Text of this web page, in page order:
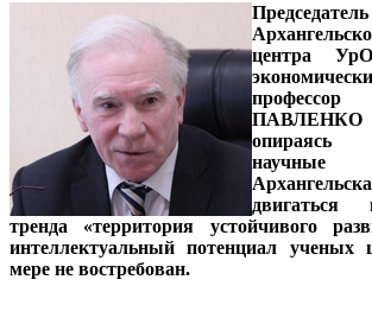
центра
ПАВЛЕНКО
опираясь
научные
двигаться
тренда «территория устойчивого
интеллектуальный потенциал ученых
мере не востребован.